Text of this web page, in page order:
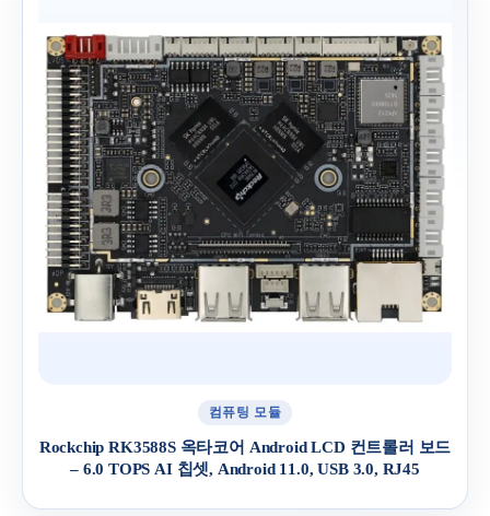
컴퓨팅 모듈
Rockchip RK3588S 옥타코어 Android LCD 컨트롤러 보드
– 6.0 TOPS AI 칩셋, Android 11.0, USB 3.0, RJ45